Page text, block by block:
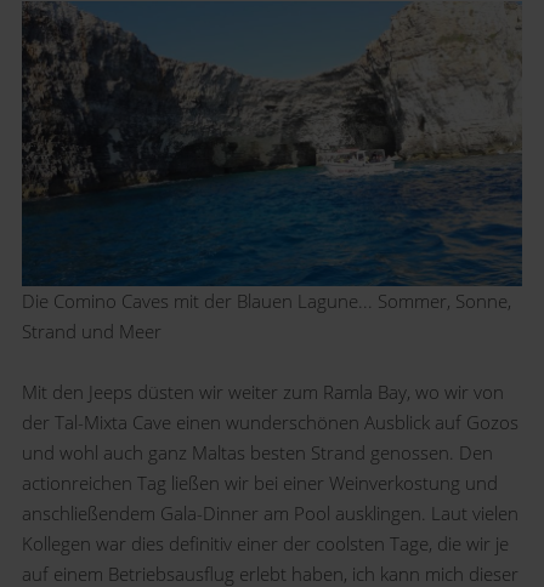
Die Comino Caves mit der Blauen Lagune... Sommer, Sonne,
Strand und Meer
Mit den Jeeps düsten wir weiter zum Ramla Bay, wo wir von
der Tal-Mixta Cave einen wunderschönen Ausblick auf Gozos
und wohl auch ganz Maltas besten Strand genossen. Den
actionreichen Tag ließen wir bei einer Weinverkostung und
anschließendem Gala-Dinner am Pool ausklingen. Laut vielen
Kollegen war dies definitiv einer der coolsten Tage, die wir je
auf einem Betriebsausflug erlebt haben, ich kann mich dieser